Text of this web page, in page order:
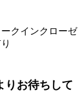
クインクローゼ
りお待ちして